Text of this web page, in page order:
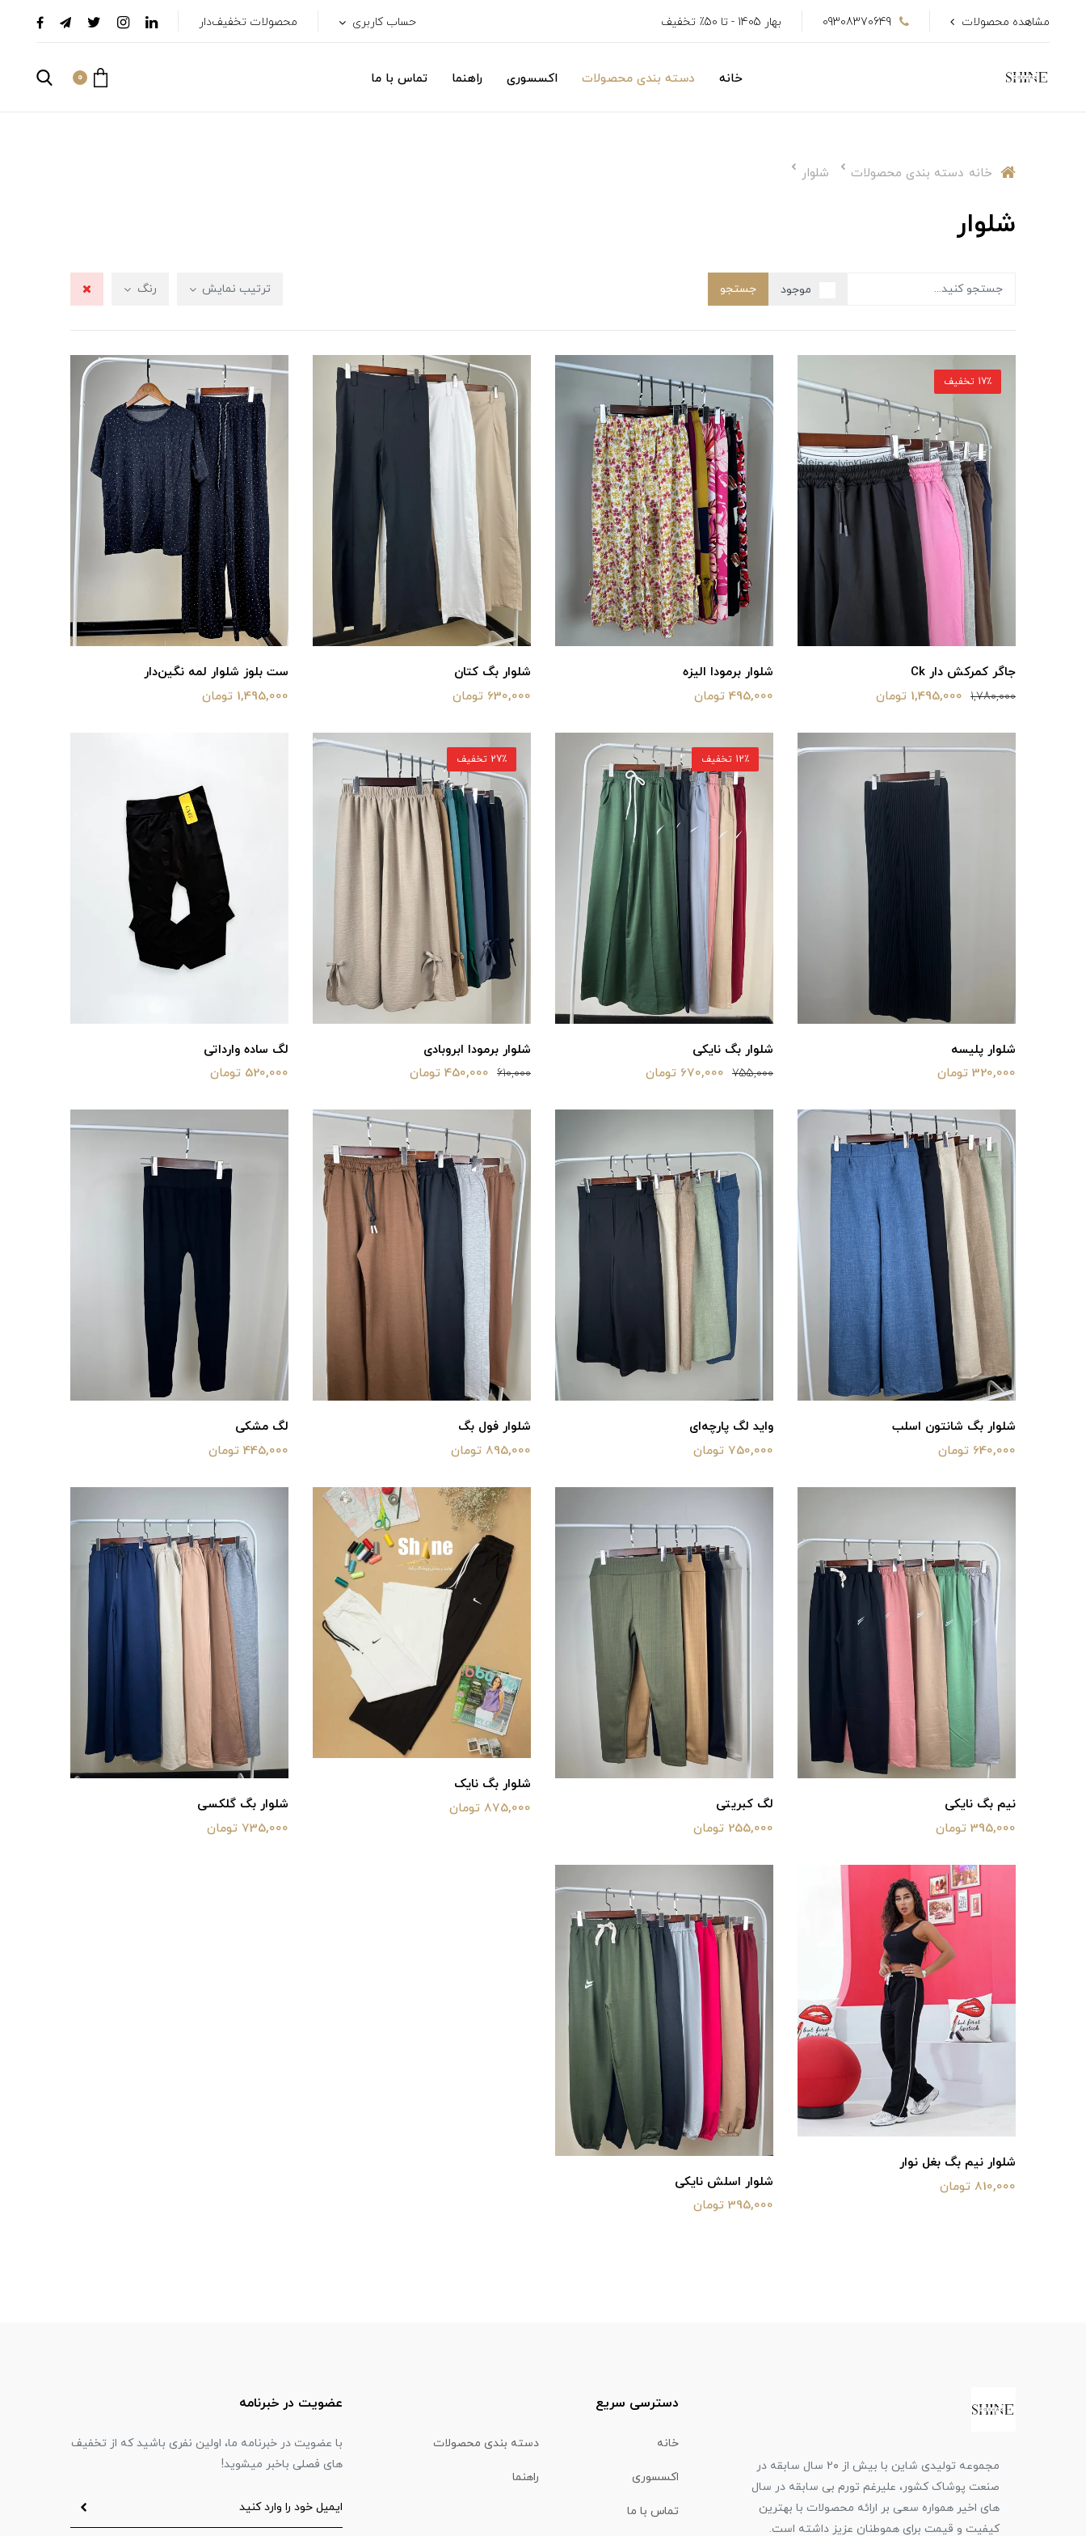
مشاهده محصولات 09308370649 بهار 1405 - تا 50٪ تخفیف حساب کاربری محصولات تخفیف‌دار
خانه دسته بندی محصولات اکسسوری راهنما تماس با ما 0
خانه دسته بندی محصولات شلوار
شلوار
موجود جستجو ترتیب نمایش رنگ
جاگر کمرکش دار Ck
1,780,000 1,495,000 تومان
17٪ تخفیف
شلوار‌ برمودا الیزه
495,000 تومان
شلوار بگ کتان
630,000 تومان
ست بلوز شلوار لمه نگین‌دار
1,495,000 تومان
شلوار پلیسه
320,000 تومان
شلوار‌ بگ نایکی
755,000 670,000 تومان
12٪ تخفیف
شلوار برمودا ابروبادی
610,000 450,000 تومان
27٪ تخفیف
لگ ساده وارداتی
520,000 تومان
شلوار بگ شانتون اسلب
640,000 تومان
واید لگ پارچه‌ای
750,000 تومان
شلوار فول بگ
895,000 تومان
لگ مشکی
445,000 تومان
نیم بگ نایکی‌
395,000 تومان
لگ کبریتی
255,000 تومان
شلوار‌ بگ نایک
875,000 تومان
شلوار بگ گلکسی
735,000 تومان
شلوار نیم‌ بگ بغل نوار
810,000 تومان
شلوار اسلش نایکی
395,000 تومان
مجموعه تولیدی شاین با بیش از ۲۰ سال سابقه در
صنعت پوشاک کشور، علیرغم تورم بی سابقه در سال
های اخیر همواره سعی بر ارائه محصولات با بهترین
کیفیت و قیمت برای هموطنان عزیز داشته است.
دسترسی سریع
خانه دسته بندی محصولات
اکسسوری راهنما
تماس با ما
عضویت در خبرنامه
با عضویت در خبرنامه ما، اولین نفری باشید که از تخفیف
های فصلی باخبر میشوید!